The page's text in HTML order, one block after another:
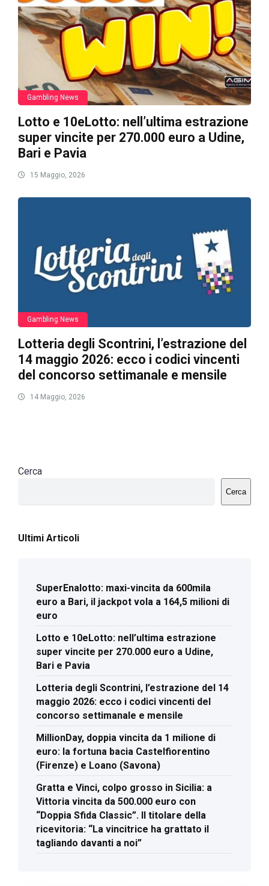
Gambling News
Lotto e 10eLotto: nell’ultima estrazione
super vincite per 270.000 euro a Udine,
Bari e Pavia
15 Maggio, 2026
Gambling News
Lotteria degli Scontrini, l’estrazione del
14 maggio 2026: ecco i codici vincenti
del concorso settimanale e mensile
14 Maggio, 2026
Cerca
Cerca
Ultimi Articoli
SuperEnalotto: maxi-vincita da 600mila
euro a Bari, il jackpot vola a 164,5 milioni di
euro
Lotto e 10eLotto: nell’ultima estrazione
super vincite per 270.000 euro a Udine,
Bari e Pavia
Lotteria degli Scontrini, l’estrazione del 14
maggio 2026: ecco i codici vincenti del
concorso settimanale e mensile
MillionDay, doppia vincita da 1 milione di
euro: la fortuna bacia Castelfiorentino
(Firenze) e Loano (Savona)
Gratta e Vinci, colpo grosso in Sicilia: a
Vittoria vincita da 500.000 euro con
“Doppia Sfida Classic”. Il titolare della
ricevitoria: “La vincitrice ha grattato il
tagliando davanti a noi”